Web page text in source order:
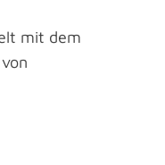
mit dem